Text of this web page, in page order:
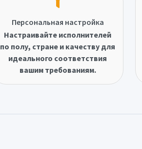
Персональная настройка
Настраивайте исполнителей
по полу, стране и качеству для
идеального соответствия
вашим требованиям.